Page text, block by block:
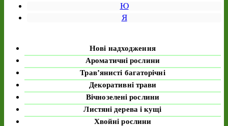
Ю
Я
Нові надходження
Ароматичні рослини
Трав’янисті багаторічні
Декоративні трави
Вічнозелені рослини
Листяні дерева і кущі
Хвойні рослини